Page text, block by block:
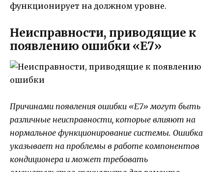
функционирует на должном уровне.
Неисправности, приводящие к
появлению ошибки «Е7»
Причинами появления ошибки «Е7» могут быть
различные неисправности, которые влияют на
нормальное функционирование системы. Ошибка
указывает на проблемы в работе компонентов
кондиционера и может требовать